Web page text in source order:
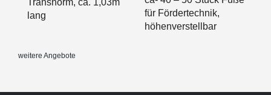
Transnorm, ca. 1,03m
lang
für Fördertechnik,
höhenverstellbar
weitere Angebote